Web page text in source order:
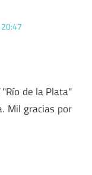
de la Plata"
Mil gracias por